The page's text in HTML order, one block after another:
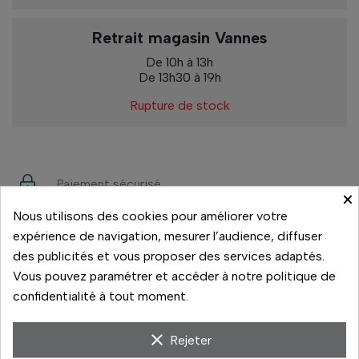
Retrait magasin Vannes
De 10h à 13h
De 13h30 à 19h
Rupture de stock
Paiement sécurisé
14 jours pour changer d'avis
Livraison rapide
Paiement 3x sans frais
×
Nous utilisons des cookies pour améliorer votre
expérience de navigation, mesurer l’audience, diffuser
des publicités et vous proposer des services adaptés.
Vous pouvez paramétrer et accéder à notre politique de
confidentialité à tout moment.
clear Rejeter